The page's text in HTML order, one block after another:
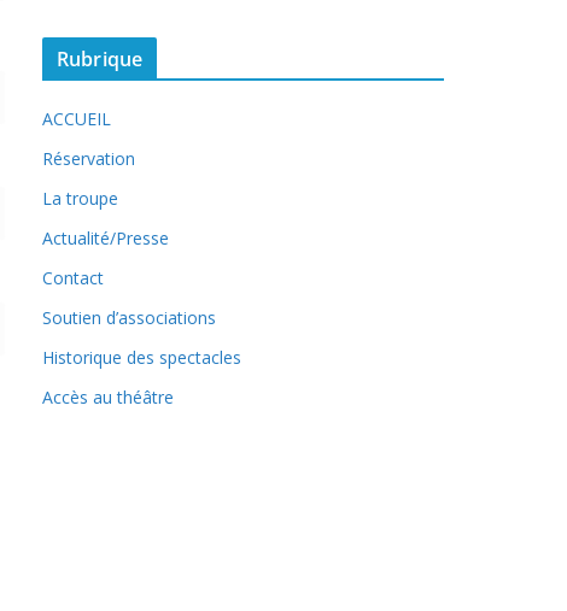
Rubrique
ACCUEIL
Réservation
La troupe
Actualité/Presse
Contact
Soutien d’associations
Historique des spectacles
Accès au théâtre